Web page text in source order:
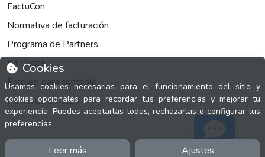
Cookies
Usamos cookies necesarias para el funcionamiento del sitio y
cookies opcionales para recordar tus preferencias y mejorar tu
experiencia. Puedes aceptarlas todas, rechazarlas o configurar tus
preferencias
Leer más Ajustes
FactuCon
Normativa de facturación
Programa de Partners
Kit Digital
Empleo para contable
Portal de empleo
Soporte